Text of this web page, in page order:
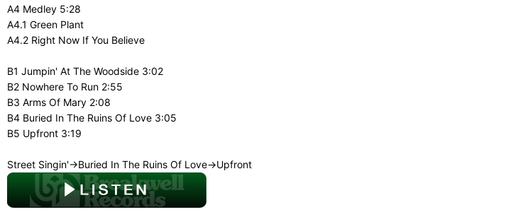
A4 Medley 5:28
A4.1 Green Plant
A4.2 Right Now If You Believe
B1 Jumpin' At The Woodside 3:02
B2 Nowhere To Run 2:55
B3 Arms Of Mary 2:08
B4 Buried In The Ruins Of Love 3:05
B5 Upfront 3:19
Street Singin'→Buried In The Ruins Of Love→Upfront